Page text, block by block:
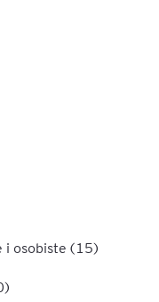
i osobiste (15)